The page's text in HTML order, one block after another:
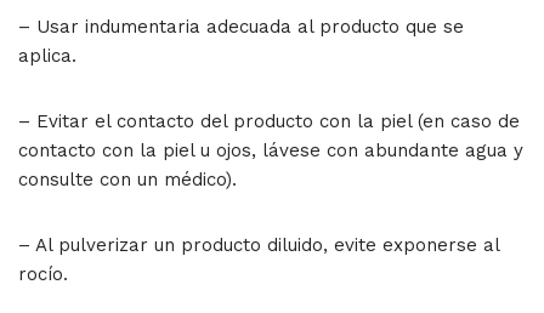
– Usar indumentaria adecuada al producto que se
aplica.
– Evitar el contacto del producto con la piel (en caso de
contacto con la piel u ojos, lávese con abundante agua y
consulte con un médico).
– Al pulverizar un producto diluido, evite exponerse al
rocío.